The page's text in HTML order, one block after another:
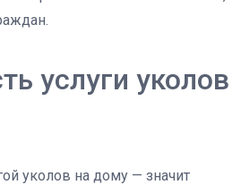
услуги уколов
уколов на дому — значит